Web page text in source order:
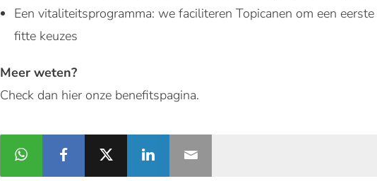
Een vitaliteitsprogramma: we faciliteren Topicanen om een
fitte keuzes
Meer weten?
Check dan hier onze benefitspagina.